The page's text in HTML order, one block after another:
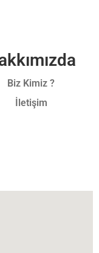
Biz Kimiz ?
İletişim